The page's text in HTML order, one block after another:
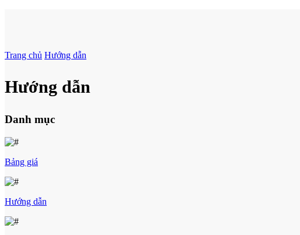
Trang chủ Hướng dẫn
Hướng dẫn
Danh mục
Bảng giá
Hướng dẫn